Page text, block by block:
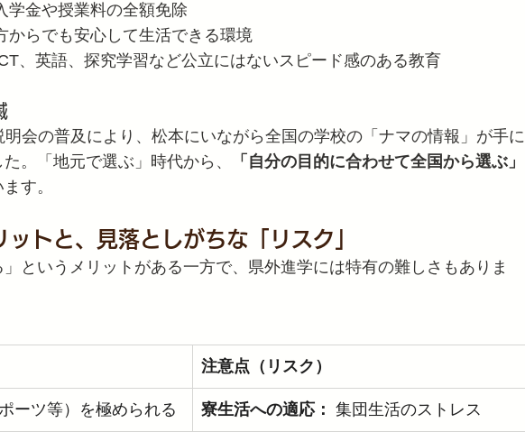
学金や授業料の全額免除
からでも安心して生活できる環境
、英語、探究学習など公立にはないスピード感のある教育
会の普及により、松本にいながら全国の学校の「ナマの情報」が手に
。「地元で選ぶ」時代から、
「自分の目的に合わせて全国から選ぶ」
す。
ットと、見落としがちな「リスク」
」というメリットがある一方で、県外進学には特有の難しさもありま
注意点（リスク）
ーツ等）を極められる 寮生活への適応： 集団生活のストレス